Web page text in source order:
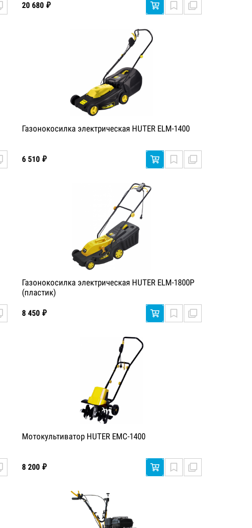
20 680 ₽
Газонокосилка электрическая HUTER ELM-1400
6 510 ₽
Газонокосилка электрическая HUTER ELM-1800P
(пластик)
8 450 ₽
Мотокультиватор HUTER EMC-1400
8 200 ₽